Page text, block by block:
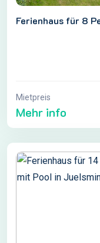
Ferienhaus für 8
Mietpreis
Mehr info